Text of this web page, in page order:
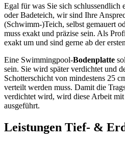
Egal für was Sie sich schlussendlich
oder Badeteich, wir sind Ihre
(Schwimm-)Teich, selbst gemauert
muss exakt und präzise sein. Als
exakt um und sind gerne ab der
Eine Swimmingpool-Bodenplatte
sein. Sie wird später verdichtet und
Schotterschicht von mindestens 25
verteilt werden muss. Damit die
verdichtet wird, wird diese Arbeit
ausgeführt.
Leistungen Tief- &